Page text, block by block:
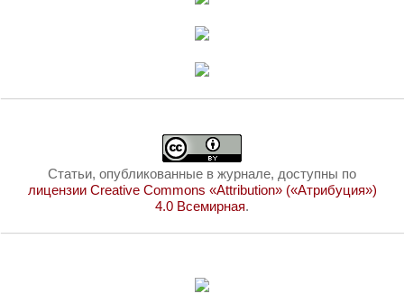
Статьи, опубликованные в журнале, доступны по
лицензии Creative Commons «Attribution» («Атрибуция»)
4.0 Всемирная.